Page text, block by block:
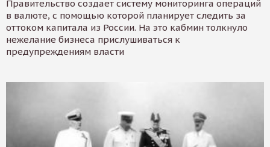
Правительство создает систему мониторинга операций
в валюте, с помощью которой планирует следить за
оттоком капитала из России. На это кабмин толкнуло
нежелание бизнеса прислушиваться к
предупреждениям власти